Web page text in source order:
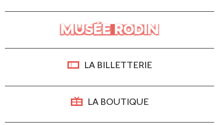
LA BILLETTERIE
LA BOUTIQUE